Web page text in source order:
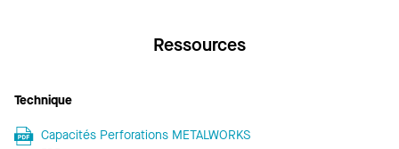
Ressources
Technique
Capacités Perforations METALWORKS